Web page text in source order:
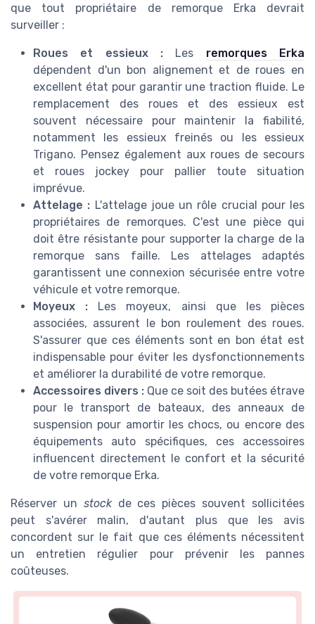
que tout propriétaire de remorque Erka devrait
surveiller :
Roues et essieux : Les remorques Erka
dépendent d'un bon alignement et de roues en
excellent état pour garantir une traction fluide. Le
remplacement des roues et des essieux est
souvent nécessaire pour maintenir la fiabilité,
notamment les essieux freinés ou les essieux
Trigano. Pensez également aux roues de secours
et roues jockey pour pallier toute situation
imprévue.
Attelage : L'attelage joue un rôle crucial pour les
propriétaires de remorques. C'est une pièce qui
doit être résistante pour supporter la charge de la
remorque sans faille. Les attelages adaptés
garantissent une connexion sécurisée entre votre
véhicule et votre remorque.
Moyeux : Les moyeux, ainsi que les pièces
associées, assurent le bon roulement des roues.
S'assurer que ces éléments sont en bon état est
indispensable pour éviter les dysfonctionnements
et améliorer la durabilité de votre remorque.
Accessoires divers : Que ce soit des butées étrave
pour le transport de bateaux, des anneaux de
suspension pour amortir les chocs, ou encore des
équipements auto spécifiques, ces accessoires
influencent directement le confort et la sécurité
de votre remorque Erka.
Réserver un stockde ces pièces souvent sollicitées
peut s'avérer malin, d'autant plus que les avis
concordent sur le fait que ces éléments nécessitent
un entretien régulier pour prévenir les pannes
coûteuses.